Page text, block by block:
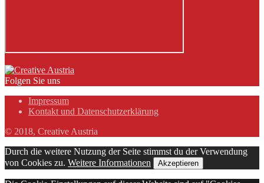
Folgen Sie uns
Impressum
Kontakt und Datenschutzerklärung
© 2018, Creative Austria
Durch die weitere Nutzung der Seite stimmst du der Verwendung
von Cookies zu. Weitere Informationen Akzeptieren